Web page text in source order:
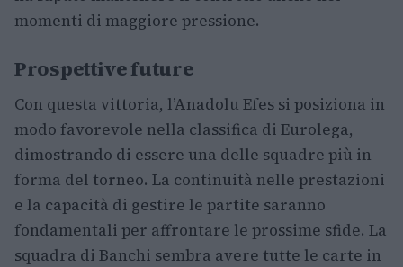
momenti di maggiore pressione.
Prospettive future
Con questa vittoria, l’Anadolu Efes si posiziona in
modo favorevole nella classifica di Eurolega,
dimostrando di essere una delle squadre più in
forma del torneo. La continuità nelle prestazioni
e la capacità di gestire le partite saranno
fondamentali per affrontare le prossime sfide. La
squadra di Banchi sembra avere tutte le carte in